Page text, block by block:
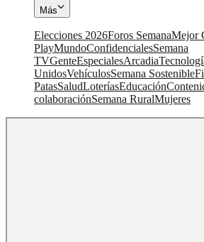
Más
Elecciones 2026Foros SemanaMejor
PlayMundoConfidencialesSemana
TVGenteEspecialesArcadia
UnidosVehículosSemana Sostenible
PatasSaludLoteríasEducación
colaboraciónSemana RuralMujeres